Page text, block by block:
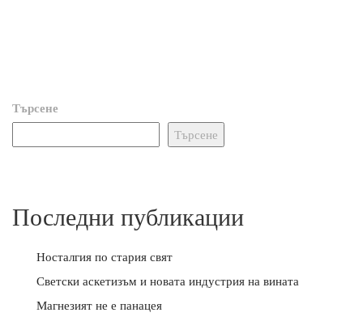
Търсене
Търсене
Последни публикации
Носталгия по стария свят
Светски аскетизъм и новата индустрия на вината
Магнезият не е панацея